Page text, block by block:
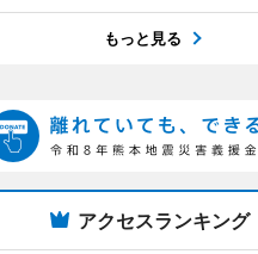
もっと見る
アクセスランキング